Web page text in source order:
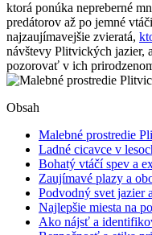
ktorá ponúka nepreberné
predátorov až po jemné
najzaujímavejšie ​zvieratá, ‌
návštevy ​Plitvických⁣ jazier,
pozorovať v ich
Obsah
Malebné prostredie
Ladné cicavce v
Bohatý vtáčí ‍spev a
Zaujímavé plazy a
Podvodný svet jazier
Najlepšie miesta na
Ako nájsť ​a⁤